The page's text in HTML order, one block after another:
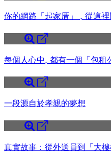
你的網路「起家厝」 , 從這裡
每個人心中, 都有一個「包租
一段源自於孝親的夢想
真實故事：從外送員到「大樓